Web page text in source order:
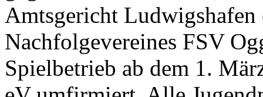
Amtsgericht
Nachfolgevereines FSV
Spielbetrieb ab dem 1.